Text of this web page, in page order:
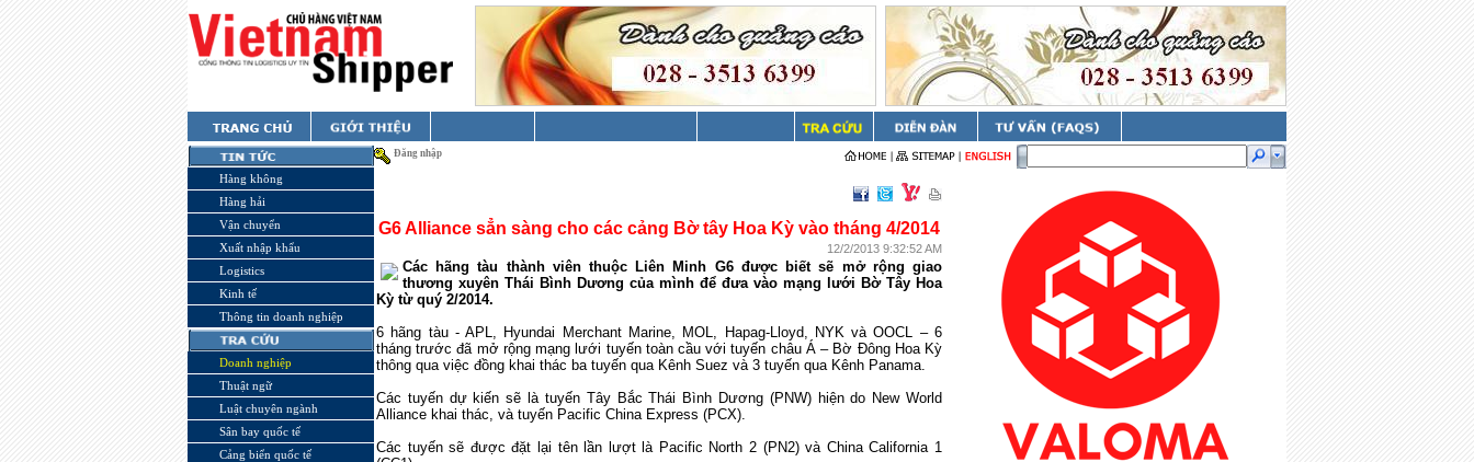
Hàng không
Hàng hải
Vận chuyển
Xuất nhập khẩu
Logistics
Kinh tế
Thông tin doanh nghiệp
Doanh nghiệp
Thuật ngữ
Luật chuyên ngành
Sân bay quốc tế
Cảng biển quốc tế
Đăng nhập
G6 Alliance sẳn sàng cho các cảng Bờ tây Hoa Kỳ vào tháng 4/2014
12/2/2013 9:32:52 AM
Các hãng tàu thành viên thuộc Liên Minh G6 được biết sẽ mở rộng giao
thương xuyên Thái Bình Dương của mình để đưa vào mạng lưới Bờ Tây Hoa
Kỳ từ quý 2/2014.
6 hãng tàu -APL, Hyundai Merchant Marine, MOL, Hapag-Lloyd, NYK và OOCL – 6
tháng trước đã mở rộng mạng lưới tuyến toàn cầu với tuyến châu Á – Bờ Đông Hoa Kỳ
thông qua việc đồng khai thác ba tuyến qua Kênh Suez và 3 tuyến qua Kênh Panama.
Các tuyến dự kiến sẽ là tuyến Tây Bắc Thái Bình Dương (PNW) hiện do New World
Alliance khai thác, và tuyến Pacific China Express (PCX).
Các tuyến sẽ được đặt lại tên lần lượt là Pacific North 2 (PN2) và China California 1